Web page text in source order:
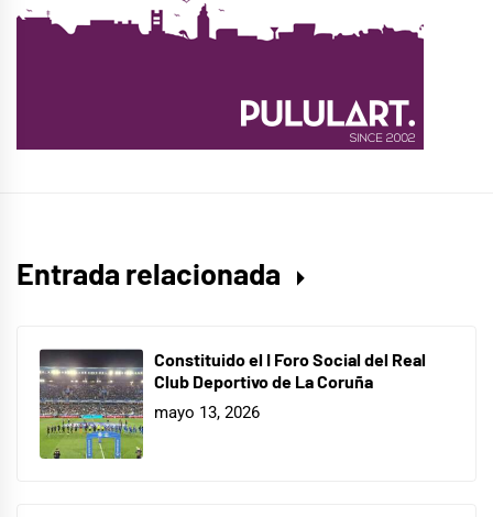
Entrada relacionada
Constituido el I Foro Social del Real
Club Deportivo de La Coruña
mayo 13, 2026